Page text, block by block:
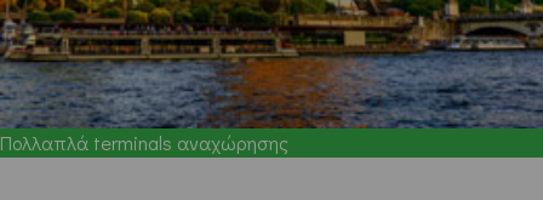
Πολλαπλά terminals αναχώρησης